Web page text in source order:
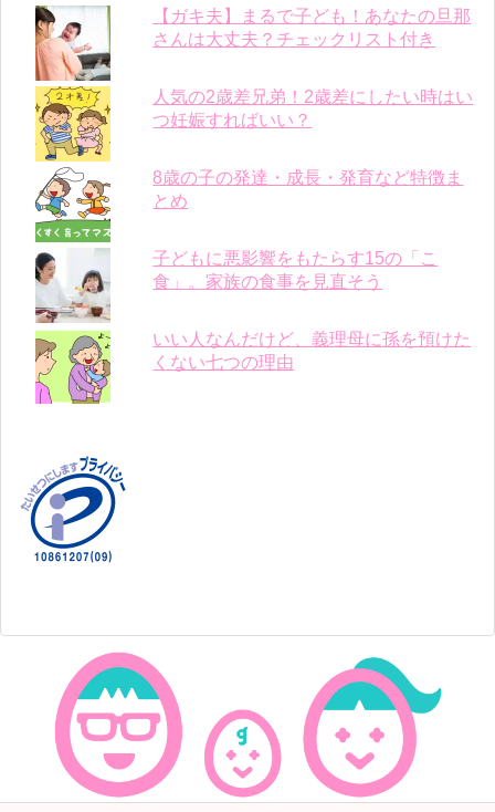
【ガキ夫】まるで子ども！あなたの旦那
さんは大丈夫？チェックリスト付き
人気の2歳差兄弟！2歳差にしたい時はい
つ妊娠すればいい？
8歳の子の発達・成長・発育など特徴ま
とめ
子どもに悪影響をもたらす15の「こ
食」。家族の食事を見直そう
いい人なんだけど、義理母に孫を預けた
くない七つの理由